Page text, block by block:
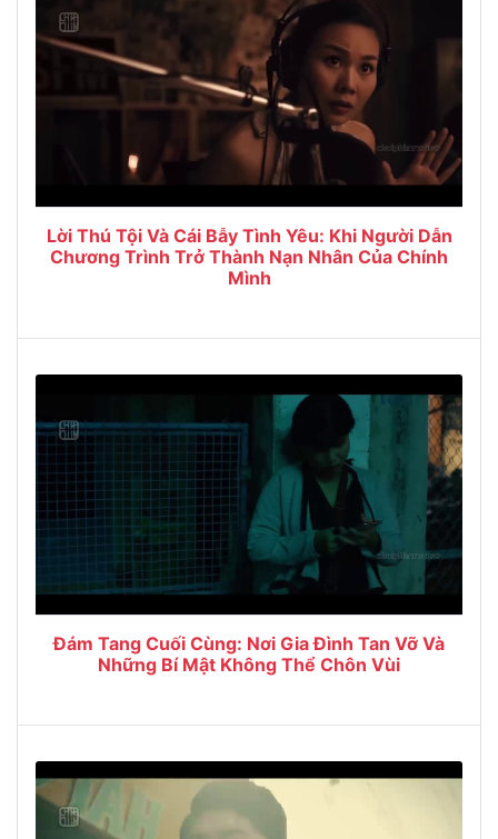
Lời Thú Tội Và Cái Bẫy Tình Yêu: Khi Người Dẫn
Chương Trình Trở Thành Nạn Nhân Của Chính
Mình
Đám Tang Cuối Cùng: Nơi Gia Đình Tan Vỡ Và
Những Bí Mật Không Thể Chôn Vùi